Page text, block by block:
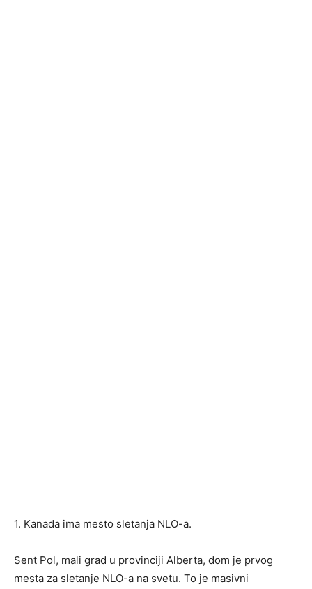
1. Kanada ima mesto sletanja NLO-a.
Sent Pol, mali grad u provinciji Alberta, dom je prvog
mesta za sletanje NLO-a na svetu. To je masivni